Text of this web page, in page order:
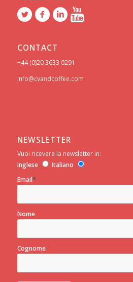
CONTACT
+44 (0)20 3633 0291
info@cvandcoffee.com
NEWSLETTER
Vuoi ricevere la newsletter in:
Inglese
Italiano
Email*
Nome
Cognome